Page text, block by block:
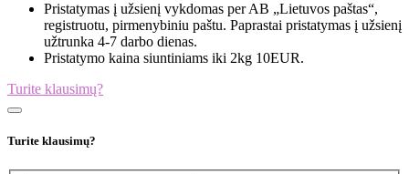
Pristatymas į užsienį vykdomas per AB „Lietuvos paštas“,
registruotu, pirmenybiniu paštu. Paprastai pristatymas į užsienį
užtrunka 4-7 darbo dienas.
Pristatymo kaina siuntiniams iki 2kg 10EUR.
Turite klausimų?
Turite klausimų?